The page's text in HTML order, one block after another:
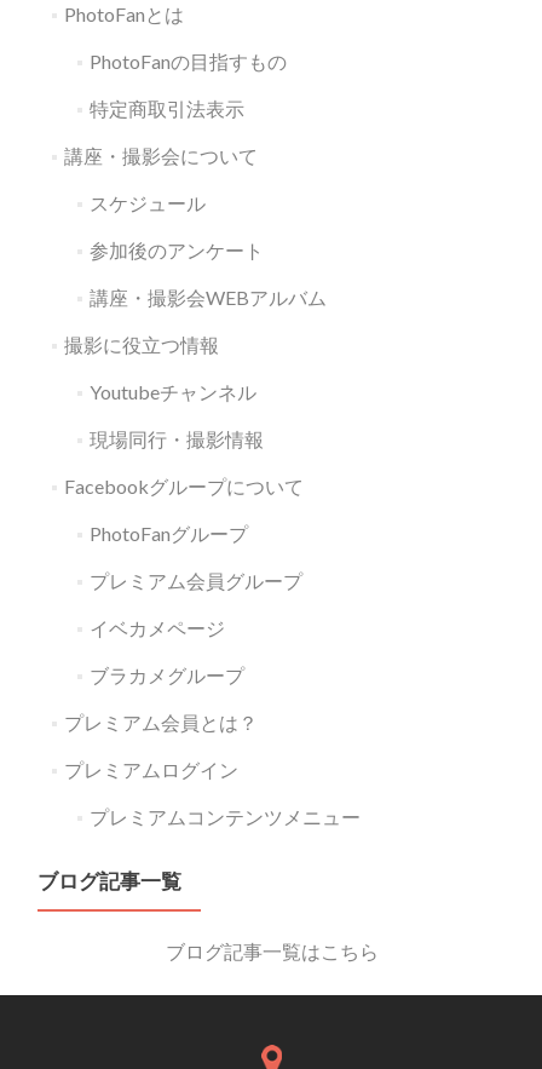
PhotoFanとは
PhotoFanの目指すもの
特定商取引法表示
講座・撮影会について
スケジュール
参加後のアンケート
講座・撮影会WEBアルバム
撮影に役立つ情報
Youtubeチャンネル
現場同行・撮影情報
Facebookグループについて
PhotoFanグループ
プレミアム会員グループ
イベカメページ
ブラカメグループ
プレミアム会員とは？
プレミアムログイン
プレミアムコンテンツメニュー
ブログ記事一覧
ブログ記事一覧はこちら